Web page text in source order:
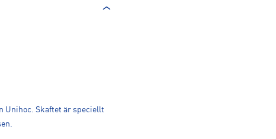
Unihoc. Skaftet är speciellt